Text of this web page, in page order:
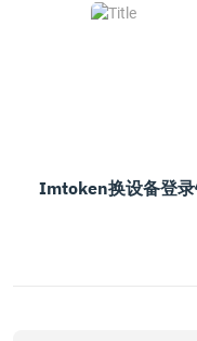
Imtoken换设备登